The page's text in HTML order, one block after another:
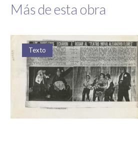
Más de esta obra
Texto Texto